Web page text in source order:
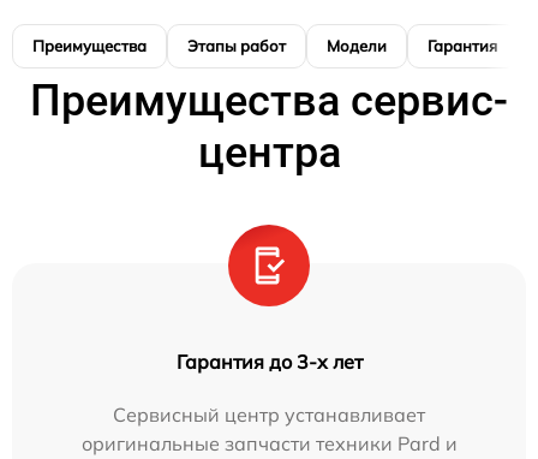
Преимущества Этапы работ Модели Гарантия
Преимущества сервис-
центра
Гарантия до 3-х лет
Сервисный центр устанавливает
оригинальные запчасти техники Pard и